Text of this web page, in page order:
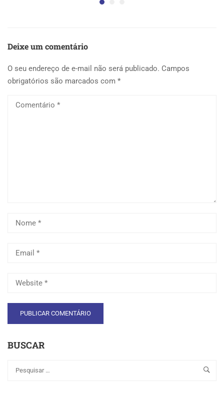
Deixe um comentário
O seu endereço de e-mail não será publicado. Campos
obrigatórios são marcados com *
BUSCAR